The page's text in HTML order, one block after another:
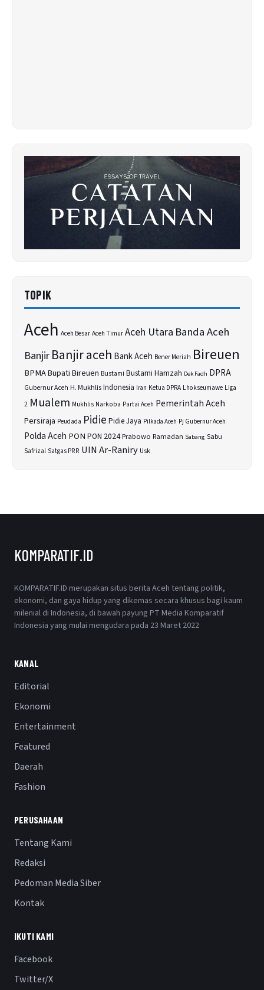
TOPIK
Aceh Aceh BesarAceh TimurAceh Utara Banda Aceh
BanjirBanjir aceh Bank Aceh Bener Meriah Bireuen
BPMABupati Bireuen Bustami Bustami Hamzah Dek Fadh DPRA
Gubernur Aceh H. MukhlisIndonesia Iran Ketua DPRA Lhokseumawe Liga
2 Mualem Mukhlis Narkoba Partai Aceh Pemerintah Aceh
Persiraja Peudada Pidie Pidie Jaya Pilkada Aceh Pj Gubernur Aceh
Polda Aceh PON PON 2024Prabowo Ramadan Sabang Sabu
Safrizal Satgas PRR UIN Ar-Raniry Usk
KOMPARATIF.ID
KOMPARATIF.ID merupakan situs berita Aceh tentang politik,
ekonomi, dan gaya hidup yang dikemas secara khusus bagi kaum
milenial di Indonesia, di bawah payung PT Media Komparatif
Indonesia yang mulai mengudara pada 23 Maret 2022
KANAL
Editorial
Ekonomi
Entertainment
Featured
Daerah
Fashion
PERUSAHAAN
Tentang Kami
Redaksi
Pedoman Media Siber
Kontak
IKUTI KAMI
Facebook
Twitter/X